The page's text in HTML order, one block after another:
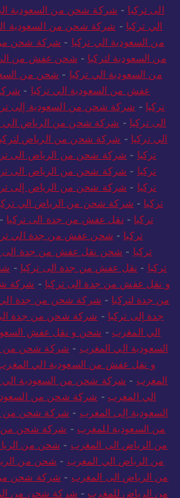
تركيا-شركة شحن من السعودية الي
الى تركيا- شركة شحن من السعودية
الي تركيا-شركة شحن من السعودية
من السعودية الي تركيا-شركة شحن من
من السعودية لتركيا-شحن عفش من
من السعودية الي تركيا -شحن من
عفش من السعودية الي تركيا-
تركيا-شركة شحن من السعودية إلى
الى تركيا -شركة شحن من الرياض الي
الي تركيا-شركة شحن من الرياض
تركيا - شركة شحن من الرياض الى
تركيا - شركة شحن من الرياض الى
تركيا -شركة شحن من الرياض إلى
تركيا- شركة شحن من الرياض الي
تركيا- نقل عفش من جدة الى تركيا
تركيا -شحن عفش من جدة الي
تركيا- شحن نقل عفش من جدة الى
تركيا
-نقل عفش من جدة الى تركيا-
و نقل عفش من جدة الى تركيا- شركة
من جدة لتركيا- شركة شحن من جدة الي
جدة إلى تركيا-شركة شحن من جدة الي
الي المغرب
-شحن و نقل عفش
السعودية الي المغرب-شركة شحن من
و نقل عفش من السعودية الي
المغرب-شركة شحن من السعودية الي
الي المغرب-شركة شحن من
السعودية إلى المغرب - شركة شحن من
من السعودية للمغرب - شركة شحن من
من الرياض الى المغرب -شحن من
من الرياض الي المغرب-شحن من
من الرياض الى المغرب-شركة شحن من